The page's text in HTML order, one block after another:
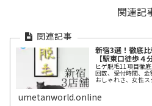
関連記
新宿3選！徹底
【駅東口徒歩４
ヒゲ脱毛11項目徹
回数、受付時間、金
おしゃれさ、女性
umetanworld.online